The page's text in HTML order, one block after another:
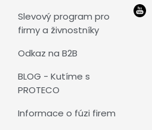
Slevový program pro
firmy a živnostníky
Odkaz na B2B
BLOG - Kutíme s
PROTECO
Informace o fúzi firem